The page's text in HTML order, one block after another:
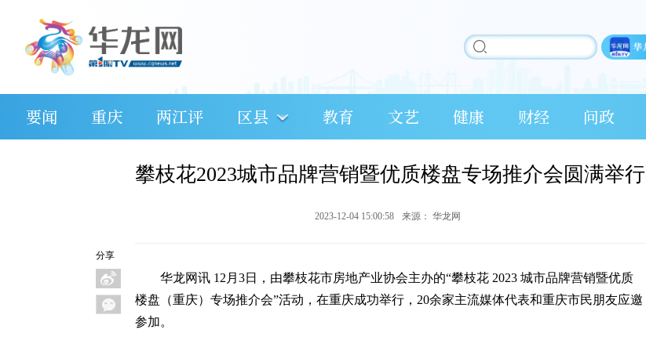
要闻 重庆 两江评 区县 教育 文艺 健康 财经 问政
分享
攀枝花2023城市品牌营销暨优质楼盘专场推介会圆满举行
2023-12-04 15:00:58 来源： 华龙网
华龙网讯 12月3日，由攀枝花市房地产业协会主办的“攀枝花 2023 城市品牌营销暨优质
楼盘（重庆）专场推介会”活动，在重庆成功举行，20余家主流媒体代表和重庆市民朋友应邀
参加。